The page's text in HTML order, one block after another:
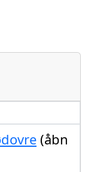
(åbn